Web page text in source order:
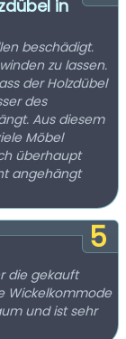
in
beschädigt.
zu lassen.
der Holzdübel
des
Aus diesem
Möbel
überhaupt
angehängt
5
die gekauft
Wickelkommode
und ist sehr